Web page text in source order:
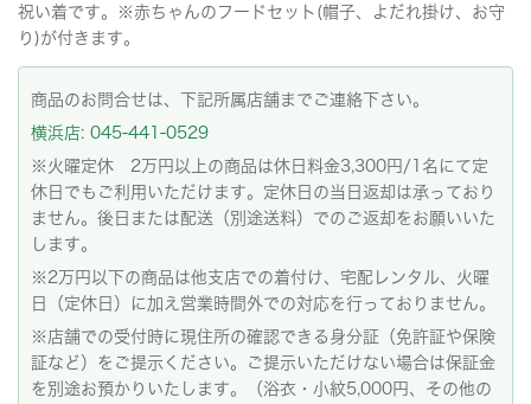
祝い着です。※赤ちゃんのフードセット(帽子、よだれ掛け、お守
り)が付きます。
商品のお問合せは、下記所属店舗までご連絡下さい。
横浜店: 045-441-0529
※火曜定休 2万円以上の商品は休日料金3,300円/1名にて定
休日でもご利用いただけます。定休日の当日返却は承っており
ません。後日または配送（別途送料）でのご返却をお願いいた
します。
※2万円以下の商品は他支店での着付け、宅配レンタル、火曜
日（定休日）に加え営業時間外での対応を行っておりません。
※店舗での受付時に現住所の確認できる身分証（免許証や保険
証など）をご提示ください。ご提示いただけない場合は保証金
を別途お預かりいたします。（浴衣・小紋5,000円、その他の